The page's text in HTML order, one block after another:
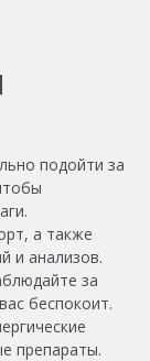
подойти за
а также
и анализов.
за
беспокоит.
препараты.